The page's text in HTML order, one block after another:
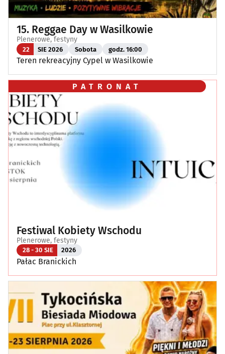
15. Reggae Day w Wasilkowie
Plenerowe, festyny
22 SIE 2026 Sobota godz. 16:00
Teren rekreacyjny Cypel w Wasilkowie
PATRONAT
Festiwal Kobiety Wschodu
Plenerowe, festyny
28 - 30 SIE 2026
Pałac Branickich